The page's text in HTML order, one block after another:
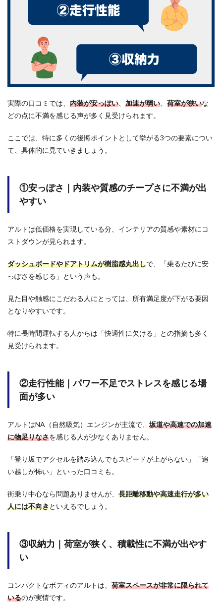
チー
プさ
に不
すい
1.2
行性
能｜
パワ
レス
を感
じる
い
納力
｜荷
狭
く、
積載
不満
が出
やす
アル
トを
買っ
た人
の悪
まと
め
アル
トを
てい
の良
まと
め
実際の口コミでは、 内装が安っぽい 加速が弱い 荷室が狭いな
どの点に不満を感じる声が多く見受けられます。
ここでは、特に多くの後悔ポイントとして挙がる3つの要素につい
て、具体的に見ていきましょう。
①安っぽさ｜内装や質感のチープさに不満が出
やすい
アルトは低価格を実現している分、インテリアの質感や素材にコ
ストダウンが見られます。
ダッシュボードやドアトリムが樹脂感丸出しで、「乗るたびに安
っぽさを感じる」という声も。
見た目や触感にこだわる人にとっては、所有満足度が下がる要因
となりやすいです。
特に長時間運転する人からは「快適性に欠ける」との指摘も多く
見受けられます。
②走行性能｜パワー不足でストレスを感じる場
面が多い
アルトはNA（自然吸気）エンジンが主流で、 坂道や高速での加速
に物足りなさを感じる人が少なくありません。
「登り坂でアクセルを踏み込んでもスピードが上がらない」「追
い越しが怖い」といった口コミも。
街乗り中心なら問題ありませんが、 長距離移動や高速走行が多い
人には不向きといえるでしょう。
③収納力｜荷室が狭く、積載性に不満が出やす
い
コンパクトなボディのアルトは、 荷室スペースが非常に限られて
いるのが実情です。